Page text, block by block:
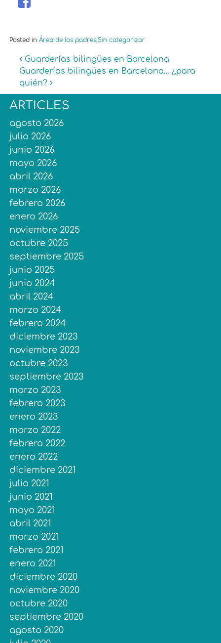
Posted inÁrea de los padres,Sin categorizar
Post navigation
Guarderías bilingües en Barcelona
Guarderías bilingües en Barcelona… ¿para
quién?
ARTICLES
agosto 2026
julio 2026
junio 2026
mayo 2026
abril 2026
marzo 2026
febrero 2026
enero 2026
noviembre 2025
octubre 2025
septiembre 2025
junio 2025
junio 2024
abril 2024
marzo 2024
febrero 2024
diciembre 2023
noviembre 2023
octubre 2023
septiembre 2023
marzo 2023
febrero 2023
enero 2023
marzo 2022
febrero 2022
enero 2022
diciembre 2021
julio 2021
junio 2021
mayo 2021
abril 2021
marzo 2021
febrero 2021
enero 2021
diciembre 2020
noviembre 2020
octubre 2020
septiembre 2020
agosto 2020